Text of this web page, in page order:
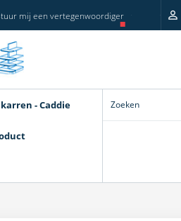
mij een vertegenwoordiger
- Caddie